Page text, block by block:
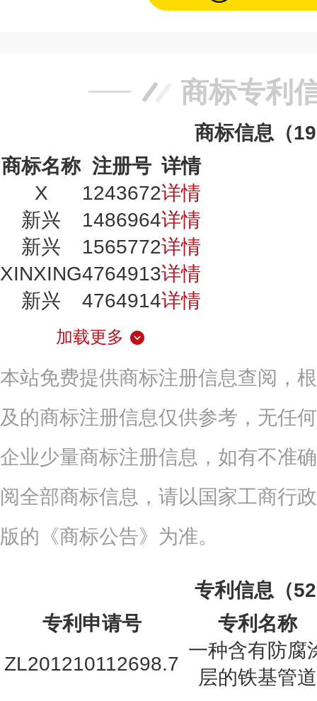
商标专利
商标信息（
商标名称 注册号 详情
X
1243672详情
新兴
1486964详情
新兴
1565772详情
XINXING4764913详情
新兴
4764914详情
加载更多
本站免费提供商标注册信息查阅，
及的商标注册信息仅供参考，无任
企业少量商标注册信息，如有不准
阅全部商标信息，请以国家工商行
版的《商标公告》为准。
专利信息（
专利申请号
专利名称
ZL201210112698.7
一种含有防腐
层的铁基管道